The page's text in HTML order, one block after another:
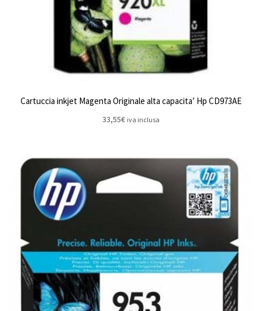
Cartuccia inkjet Magenta Originale alta capacita’ Hp CD973AE
33,55€ iva inclusa